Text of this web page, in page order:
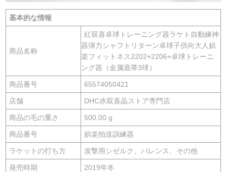
基本的な情報
商品名称
紅双喜卓球トレーニング器ラケト自動練神
器弾力シャフトリターン卓球子供向大人娯
楽フィットネス2202+2206+卓球トレーニ
ング器（金属底帯3球）
商品番号 65574050421
店舗 DHC赤双喜晶ストア専門店
商品の毛の重さ 500.00 g
商品番号 娯楽拍送訓練器
ラケットの打ち方 攻撃用シゼルク、バレンス、その他
発売時期 2019年冬